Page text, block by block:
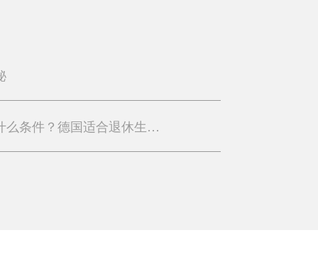
德国退休签证申请需要什么条件？德国适合退休生活吗？